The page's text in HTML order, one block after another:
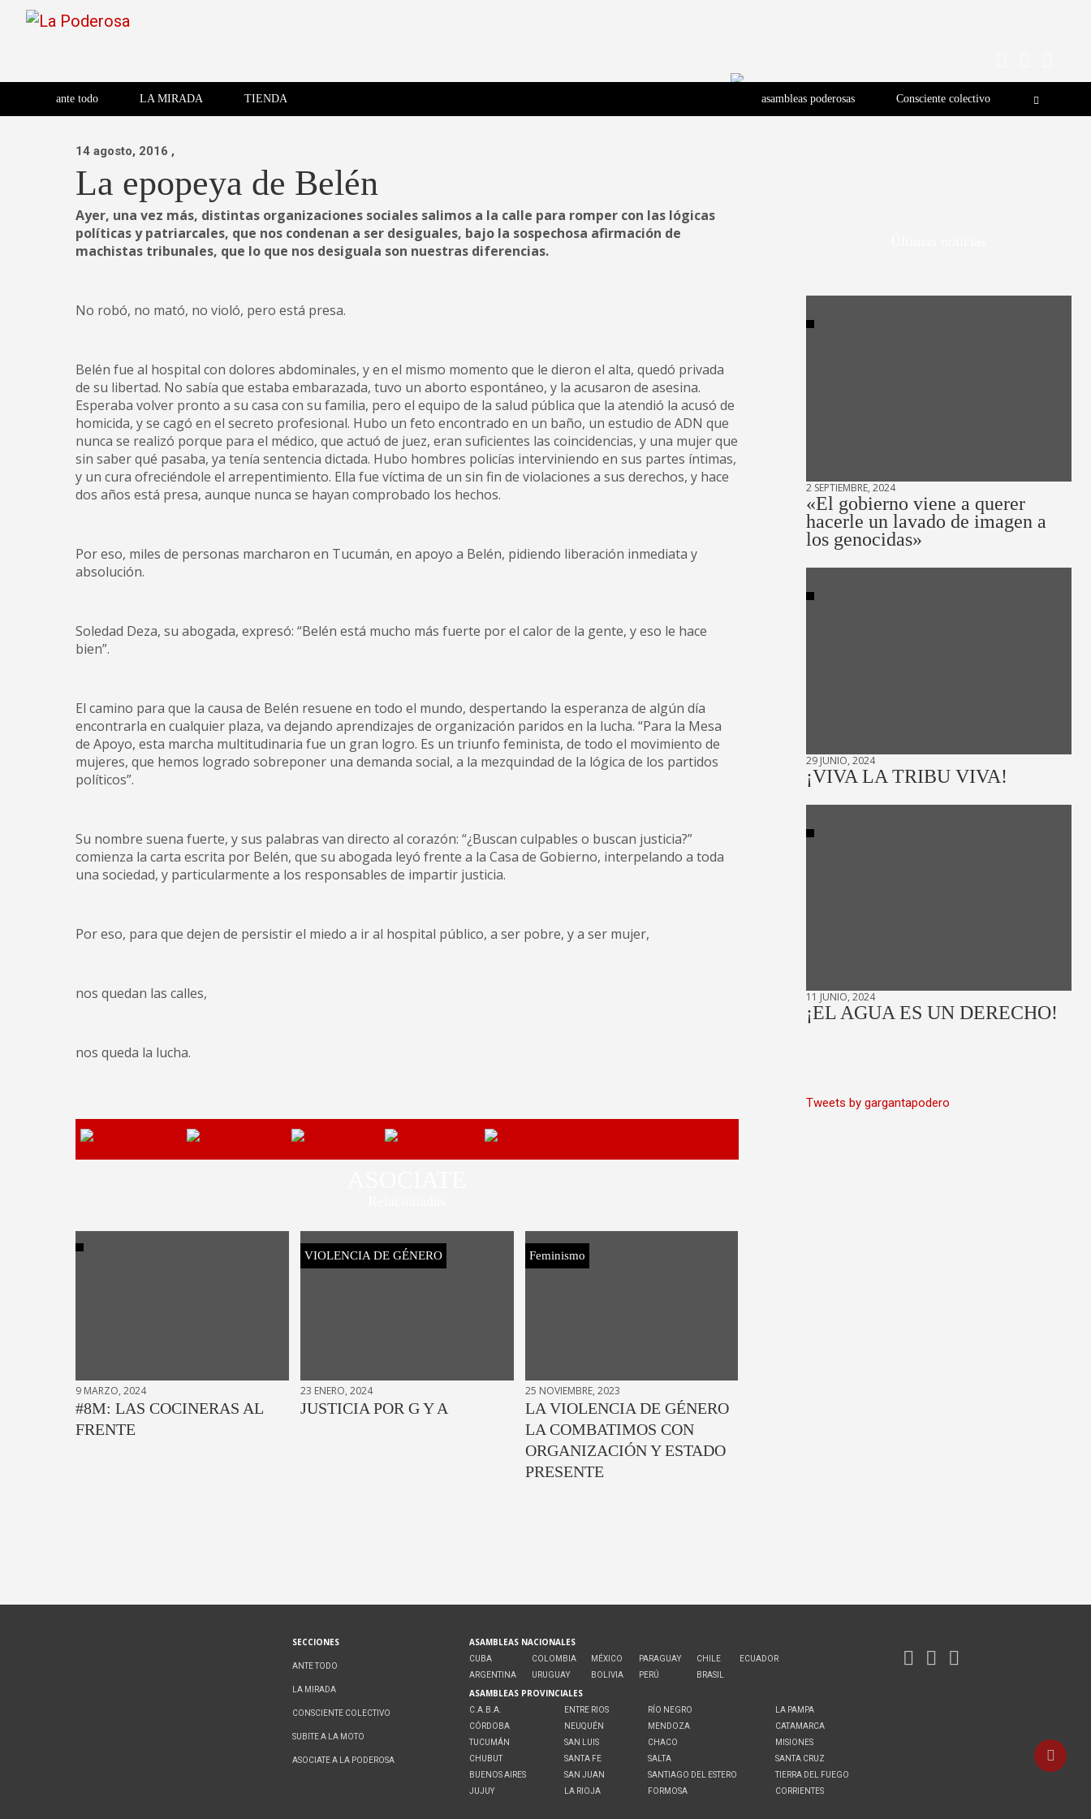
Saltar
La Poderosa
brazo literario del movimiento
La Poderosa
Revista de cultura villera, brazo literario del movimiento La Poderosa.
ante todo LA MIRADA TIENDA asambleas poderosas Consciente colectivo
14 agosto, 2016 ,
La epopeya de Belén
Ayer, una vez más, distintas organizaciones sociales salimos a la calle para romper con las lógicas
políticas y patriarcales, que nos condenan a ser desiguales, bajo la sospechosa afirmación de
machistas tribunales, que lo que nos desiguala son nuestras diferencias.
No robó, no mató, no violó, pero está presa.
Belén fue al hospital con dolores abdominales, y en el mismo momento que le dieron el alta, quedó privada
de su libertad. No sabía que estaba embarazada, tuvo un aborto espontáneo, y la acusaron de asesina.
Esperaba volver pronto a su casa con su familia, pero el equipo de la salud pública que la atendió la acusó de
homicida, y se cagó en el secreto profesional. Hubo un feto encontrado en un baño, un estudio de ADN que
nunca se realizó porque para el médico, que actuó de juez, eran suficientes las coincidencias, y una mujer que
sin saber qué pasaba, ya tenía sentencia dictada. Hubo hombres policías interviniendo en sus partes íntimas,
y un cura ofreciéndole el arrepentimiento. Ella fue víctima de un sin fin de violaciones a sus derechos, y hace
dos años está presa, aunque nunca se hayan comprobado los hechos.
Por eso, miles de personas marcharon en Tucumán, en apoyo a Belén, pidiendo liberación inmediata y
absolución.
Soledad Deza, su abogada, expresó: “Belén está mucho más fuerte por el calor de la gente, y eso le hace
bien”.
El camino para que la causa de Belén resuene en todo el mundo, despertando la esperanza de algún día
encontrarla en cualquier plaza, va dejando aprendizajes de organización paridos en la lucha. “Para la Mesa
de Apoyo, esta marcha multitudinaria fue un gran logro. Es un triunfo feminista, de todo el movimiento de
mujeres, que hemos logrado sobreponer una demanda social, a la mezquindad de la lógica de los partidos
políticos”.
Su nombre suena fuerte, y sus palabras van directo al corazón: “¿Buscan culpables o buscan justicia?”
comienza la carta escrita por Belén, que su abogada leyó frente a la Casa de Gobierno, interpelando a toda
una sociedad, y particularmente a los responsables de impartir justicia.
Por eso, para que dejen de persistir el miedo a ir al hospital público, a ser pobre, y a ser mujer,
nos quedan las calles,
nos queda la lucha.
9 MARZO, 2024
#8M: LAS COCINERAS AL
FRENTE
VIOLENCIA DE GÉNERO
23 ENERO, 2024
JUSTICIA POR G Y A
Feminismo
25 NOVIEMBRE, 2023
LA VIOLENCIA DE GÉNERO
LA COMBATIMOS CON
ORGANIZACIÓN Y ESTADO
PRESENTE
2 SEPTIEMBRE, 2024
«El gobierno viene a querer
hacerle un lavado de imagen a
los genocidas»
29 JUNIO, 2024
¡VIVA LA TRIBU VIVA!
11 JUNIO, 2024
¡EL AGUA ES UN DERECHO!
Tweets by gargantapodero
SECCIONES
ANTE TODO
LA MIRADA
CONSCIENTE COLECTIVO
SUBITE A LA MOTO
ASOCIATE A LA PODEROSA
ASAMBLEAS NACIONALES
CUBA
ARGENTINA
COLOMBIA
URUGUAY
MÉXICO
BOLIVIA
PARAGUAY
PERÚ
CHILE
BRASIL
ECUADOR
ASAMBLEAS PROVINCIALES
C.A.B.A.
CÓRDOBA
TUCUMÁN
CHUBUT
BUENOS AIRES
JUJUY
ENTRE RIOS
NEUQUÉN
SAN LUIS
SANTA FE
SAN JUAN
LA RIOJA
RÍO NEGRO
MENDOZA
CHACO
SALTA
SANTIAGO DEL ESTERO
FORMOSA
LA PAMPA
CATAMARCA
MISIONES
SANTA CRUZ
TIERRA DEL FUEGO
CORRIENTES